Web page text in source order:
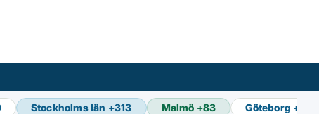
Stockholms län +313 Malmö +83 Göteborg +